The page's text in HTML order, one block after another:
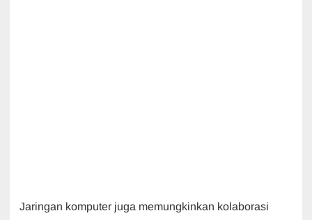
Jaringan komputer juga memungkinkan kolaborasi